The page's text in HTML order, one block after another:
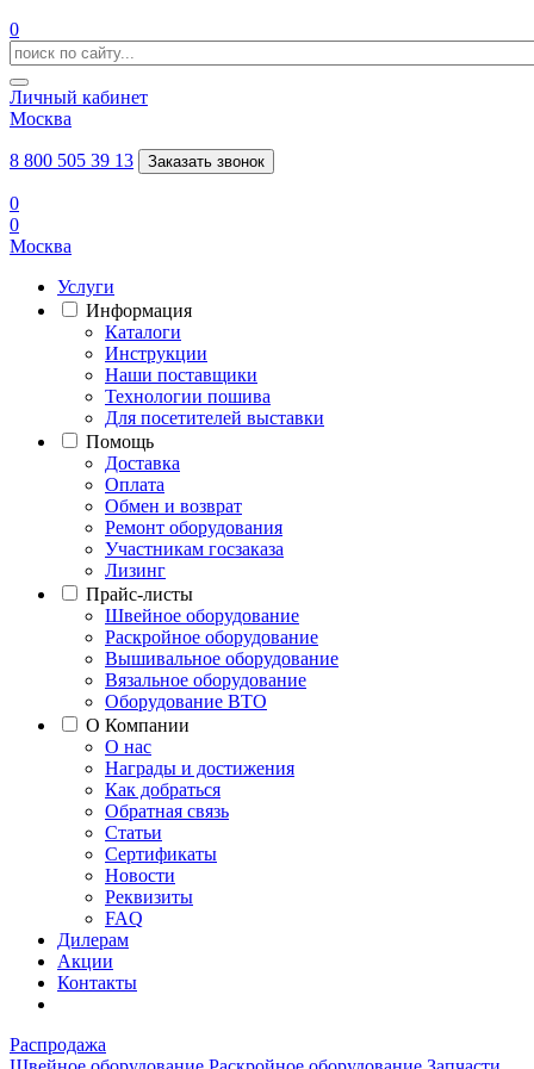
0
Личный кабинет
Москва
8 800 505 39 13 Заказать звонок
0
0
Москва
Услуги
Информация
Каталоги
Инструкции
Наши поставщики
Технологии пошива
Для посетителей выставки
Помощь
Доставка
Оплата
Обмен и возврат
Ремонт оборудования
Участникам госзаказа
Лизинг
Прайс-листы
Швейное оборудование
Раскройное оборудование
Вышивальное оборудование
Вязальное оборудование
Оборудование ВТО
О Компании
О нас
Награды и достижения
Как добраться
Обратная связь
Статьи
Сертификаты
Новости
Реквизиты
FAQ
Дилерам
Акции
Контакты
Распродажа